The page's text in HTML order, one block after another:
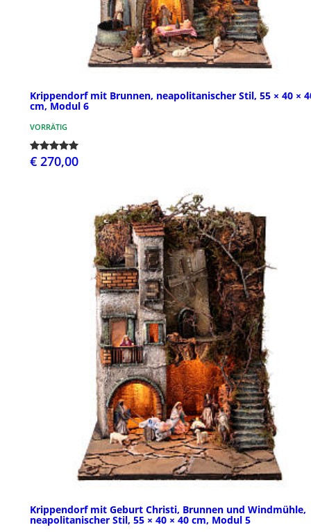
Krippendorf mit Brunnen, neapolitanischer Stil, 55 × 40 ×
cm, Modul 6
VORRÄTIG
€ 270,00
Krippendorf mit Geburt Christi, Brunnen und Windmühle,
neapolitanischer Stil, 55 × 40 × 40 cm, Modul 5